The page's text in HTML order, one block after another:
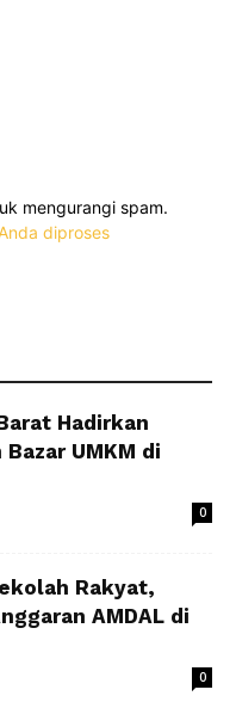
mengurangi spam.
diproses
Hadirkan
UMKM di
0
Rakyat,
AMDAL di
0